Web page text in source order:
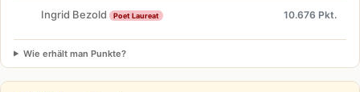
Ingrid Bezold Poet Laureat 10.676 Pkt.
Wie erhält man Punkte?